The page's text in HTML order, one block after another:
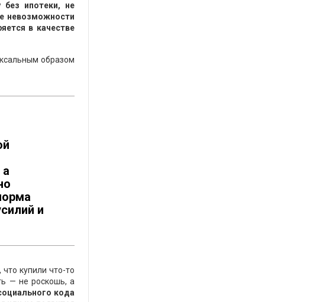
ипотеки, не
невозможности
в качестве
образом
и
купили что-то
— не роскошь, а
кода